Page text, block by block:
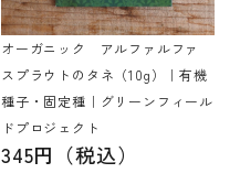
オーガニック アルファルファ
スプラウトのタネ（10g）｜有機
種子・固定種｜グリーンフィール
ドプロジェクト
345円（税込）